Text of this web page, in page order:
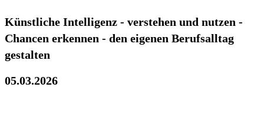
Künstliche Intelligenz - verstehen und nutzen -
Chancen erkennen - den eigenen Berufsalltag
gestalten
05.03.2026